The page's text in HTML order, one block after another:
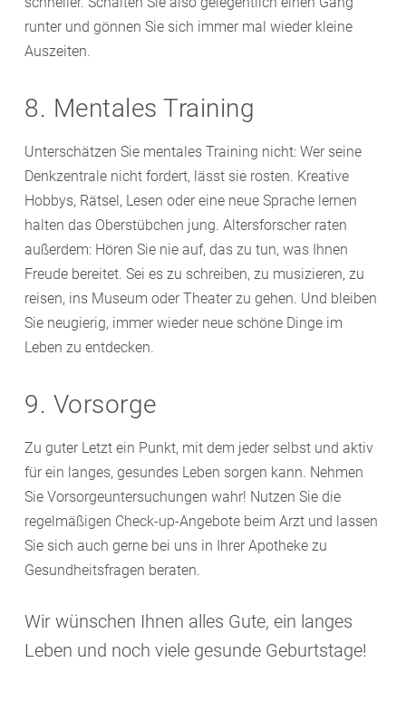
runter und gönnen Sie sich immer mal wieder kleine
Auszeiten.
8. Mentales Training
Unterschätzen Sie mentales Training nicht: Wer seine
Denkzentrale nicht fordert, lässt sie rosten. Kreative
Hobbys, Rätsel, Lesen oder eine neue Sprache lernen
halten das Oberstübchen jung. Altersforscher raten
außerdem: Hören Sie nie auf, das zu tun, was Ihnen
Freude bereitet. Sei es zu schreiben, zu musizieren, zu
reisen, ins Museum oder Theater zu gehen. Und bleiben
Sie neugierig, immer wieder neue schöne Dinge im
Leben zu entdecken.
9. Vorsorge
Zu guter Letzt ein Punkt, mit dem jeder selbst und aktiv
für ein langes, gesundes Leben sorgen kann. Nehmen
Sie Vorsorgeuntersuchungen wahr! Nutzen Sie die
regelmäßigen Check-up-Angebote beim Arzt und lassen
Sie sich auch gerne bei uns in Ihrer Apotheke zu
Gesundheitsfragen beraten.
Wir wünschen Ihnen alles Gute, ein langes
Leben und noch viele gesunde Geburtstage!